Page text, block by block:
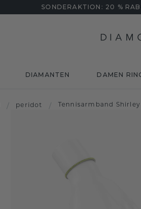
SONDERAKTION: 20 %
DIAMANTEN DAMEN
/ peridot / Tennisarmband